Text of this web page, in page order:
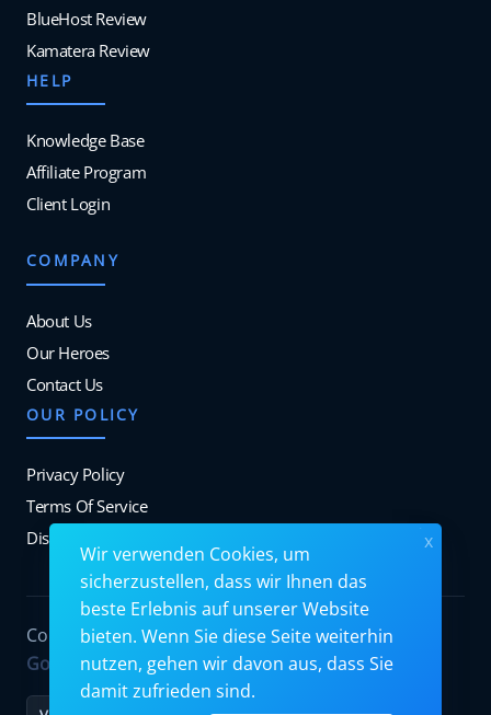
BlueHost Review
Kamatera Review
HELP
Knowledge Base
Affiliate Program
Client Login
COMPANY
About Us
Our Heroes
Contact Us
OUR POLICY
Privacy Policy
Terms Of Service
Disclosure
Copyrights © 2026. All Rights Reserved by
Googiehost.
Wir verwenden Cookies, um
sicherzustellen, dass wir Ihnen das
beste Erlebnis auf unserer Website
bieten. Wenn Sie diese Seite weiterhin
nutzen, gehen wir davon aus, dass Sie
damit zufrieden sind.
x